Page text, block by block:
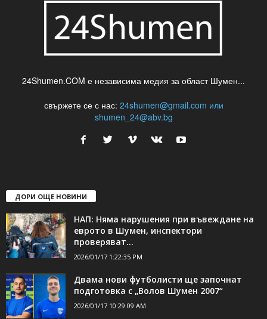
24Shumen.COM е независима медия за област Шумен...
свържете се с нас: 24shumen@gmail.com или
shumen_24@abv.bg
ДОРИ ОЩЕ НОВИНИ
НАП: Няма нарушения при въвеждане на
еврото в Шумен, инспектори
проверяват...
2026/01/17 1:22:35 PM
Двама нови футболисти ще започнат
подготовка с „Волов Шумен 2007“
2026/01/17 10:29:09 AM